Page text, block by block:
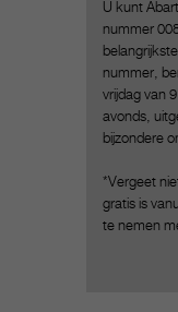
U kunt
nummer
nummer,
vrijdag van
avonds,
bijzondere
*Vergeet
gratis is
te nemen